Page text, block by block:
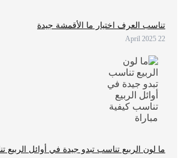
تناسب العرف اختيار ما الأقمشة جيدة
22 April 2025
ما لون الربيع تناسب تبدو جيدة في أوائل الربيع